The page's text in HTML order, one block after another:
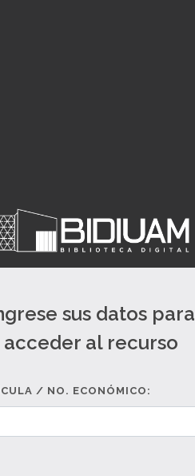
sus datos para
acceder al recurso
/ NO. ECONÓMICO: